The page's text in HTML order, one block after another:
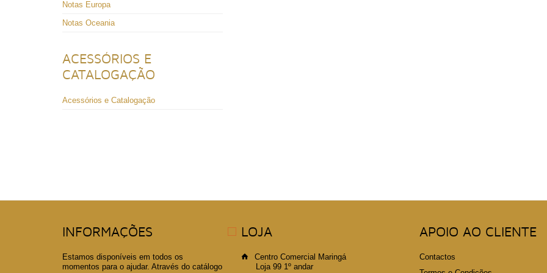
Notas Europa
Notas Oceania
ACESSÓRIOS E
CATALOGAÇÃO
Acessórios e Catalogação
INFORMAÇÕES
Estamos disponíveis em todos os
momentos para o ajudar. Através do catálogo
LOJA
Centro Comercial Maringá
Loja 99 1º andar
APOIO AO CLIENTE
Contactos